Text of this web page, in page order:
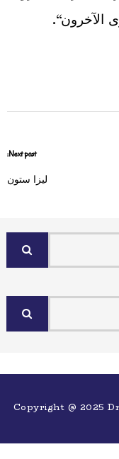
الآخرون“.
Next post:
ليزا ستون
Copyright @ 2025